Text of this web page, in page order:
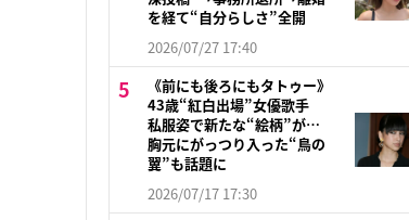
を経て“自分らしさ”全開
2026/07/27 17:40
《前にも後ろにもタトゥー》
43歳“紅白出場”女優歌手
私服姿で新たな“絵柄”が…
胸元にがっつり入った“鳥の
翼”も話題に
2026/07/17 17:30